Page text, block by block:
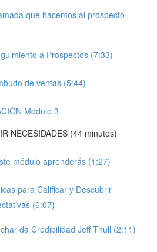
que hacemos al prospecto
a Prospectos (7:33)
de ventas (5:44)
Módulo 3
NECESIDADES (44 minutos)
módulo aprenderás (1:27)
para Calificar y Descubrir
(6:07)
da Credibilidad Jeff Thull (2:11)